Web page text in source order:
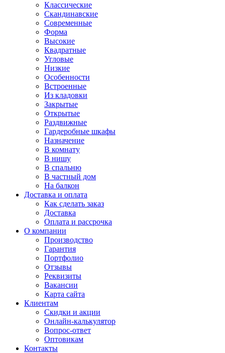
Классические
Скандинавские
Современные
Форма
Высокие
Квадратные
Угловые
Низкие
Особенности
Встроенные
Из кладовки
Закрытые
Открытые
Раздвижные
Гардеробные шкафы
Назначение
В комнату
В нишу
В спальню
В частный дом
На балкон
Доставка и оплата
Как сделать заказ
Доставка
Оплата и рассрочка
О компании
Производство
Гарантия
Портфолио
Отзывы
Реквизиты
Вакансии
Карта сайта
Клиентам
Скидки и акции
Онлайн-калькулятор
Вопрос-ответ
Оптовикам
Контакты